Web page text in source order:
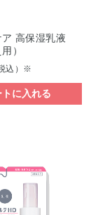
高保湿乳液
）
税込）※
トに入れる